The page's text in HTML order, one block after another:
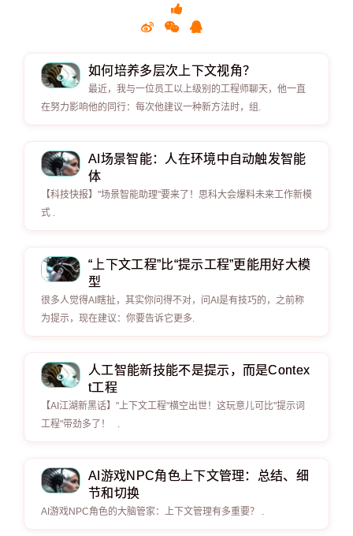
如何培养多层次上下文视角？
最近，我与一位员工以上级别的工程师聊天，他一直
在努力影响他的同行：每次他建议一种新方法时，组.
AI场景智能：人在环境中自动触发智能
体
【科技快报】"场景智能助理"要来了！思科大会爆料未来工作新模
式 .
“上下文工程”比“提示工程”更能用好大模
型
很多人觉得AI瞎扯，其实你问得不对，问AI是有技巧的，之前称
为提示，现在建议：你要告诉它更多.
人工智能新技能不是提示，而是Contex
t工程
【AI江湖新黑话】"上下文工程"横空出世！这玩意儿可比"提示词
工程"带劲多了！ .
AI游戏NPC角色上下文管理：总结、细
节和切换
AI游戏NPC角色的大脑管家：上下文管理有多重要？ .